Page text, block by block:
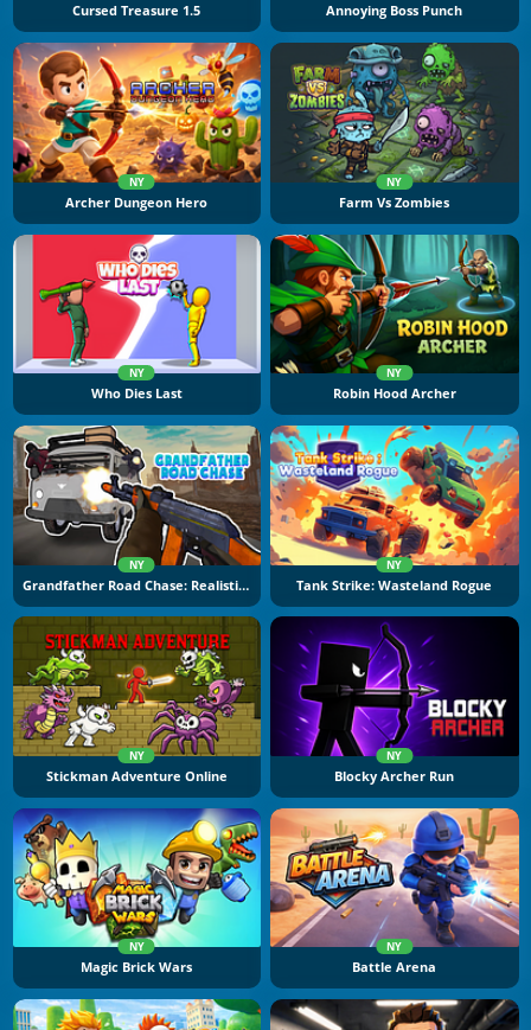
Cursed Treasure 1.5 Annoying Boss Punch
NY
Archer Dungeon Hero
NY
Farm Vs Zombies
NY
Who Dies Last
NY
Robin Hood Archer
NY
Grandfather Road Chase: Realistic Shooter
NY
Tank Strike: Wasteland Rogue
NY
Stickman Adventure Online
NY
Blocky Archer Run
NY
Magic Brick Wars
NY
Battle Arena